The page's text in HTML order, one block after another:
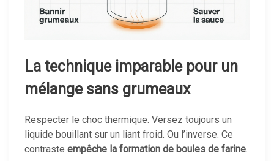
La technique imparable pour un
mélange sans grumeaux
Respecter le choc thermique. Versez toujours un
liquide bouillant sur un liant froid. Ou l’inverse. Ce
contraste empêche la formation de boules de farine.